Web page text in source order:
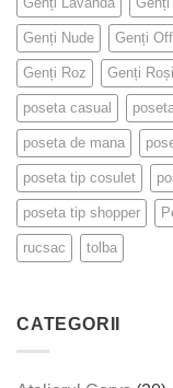
Genți Nude Genți
Genți Roz Genți
poseta casual
poseta de mana
poseta tip cosulet
poseta tip shopper
rucsac tolba
CATEGORII